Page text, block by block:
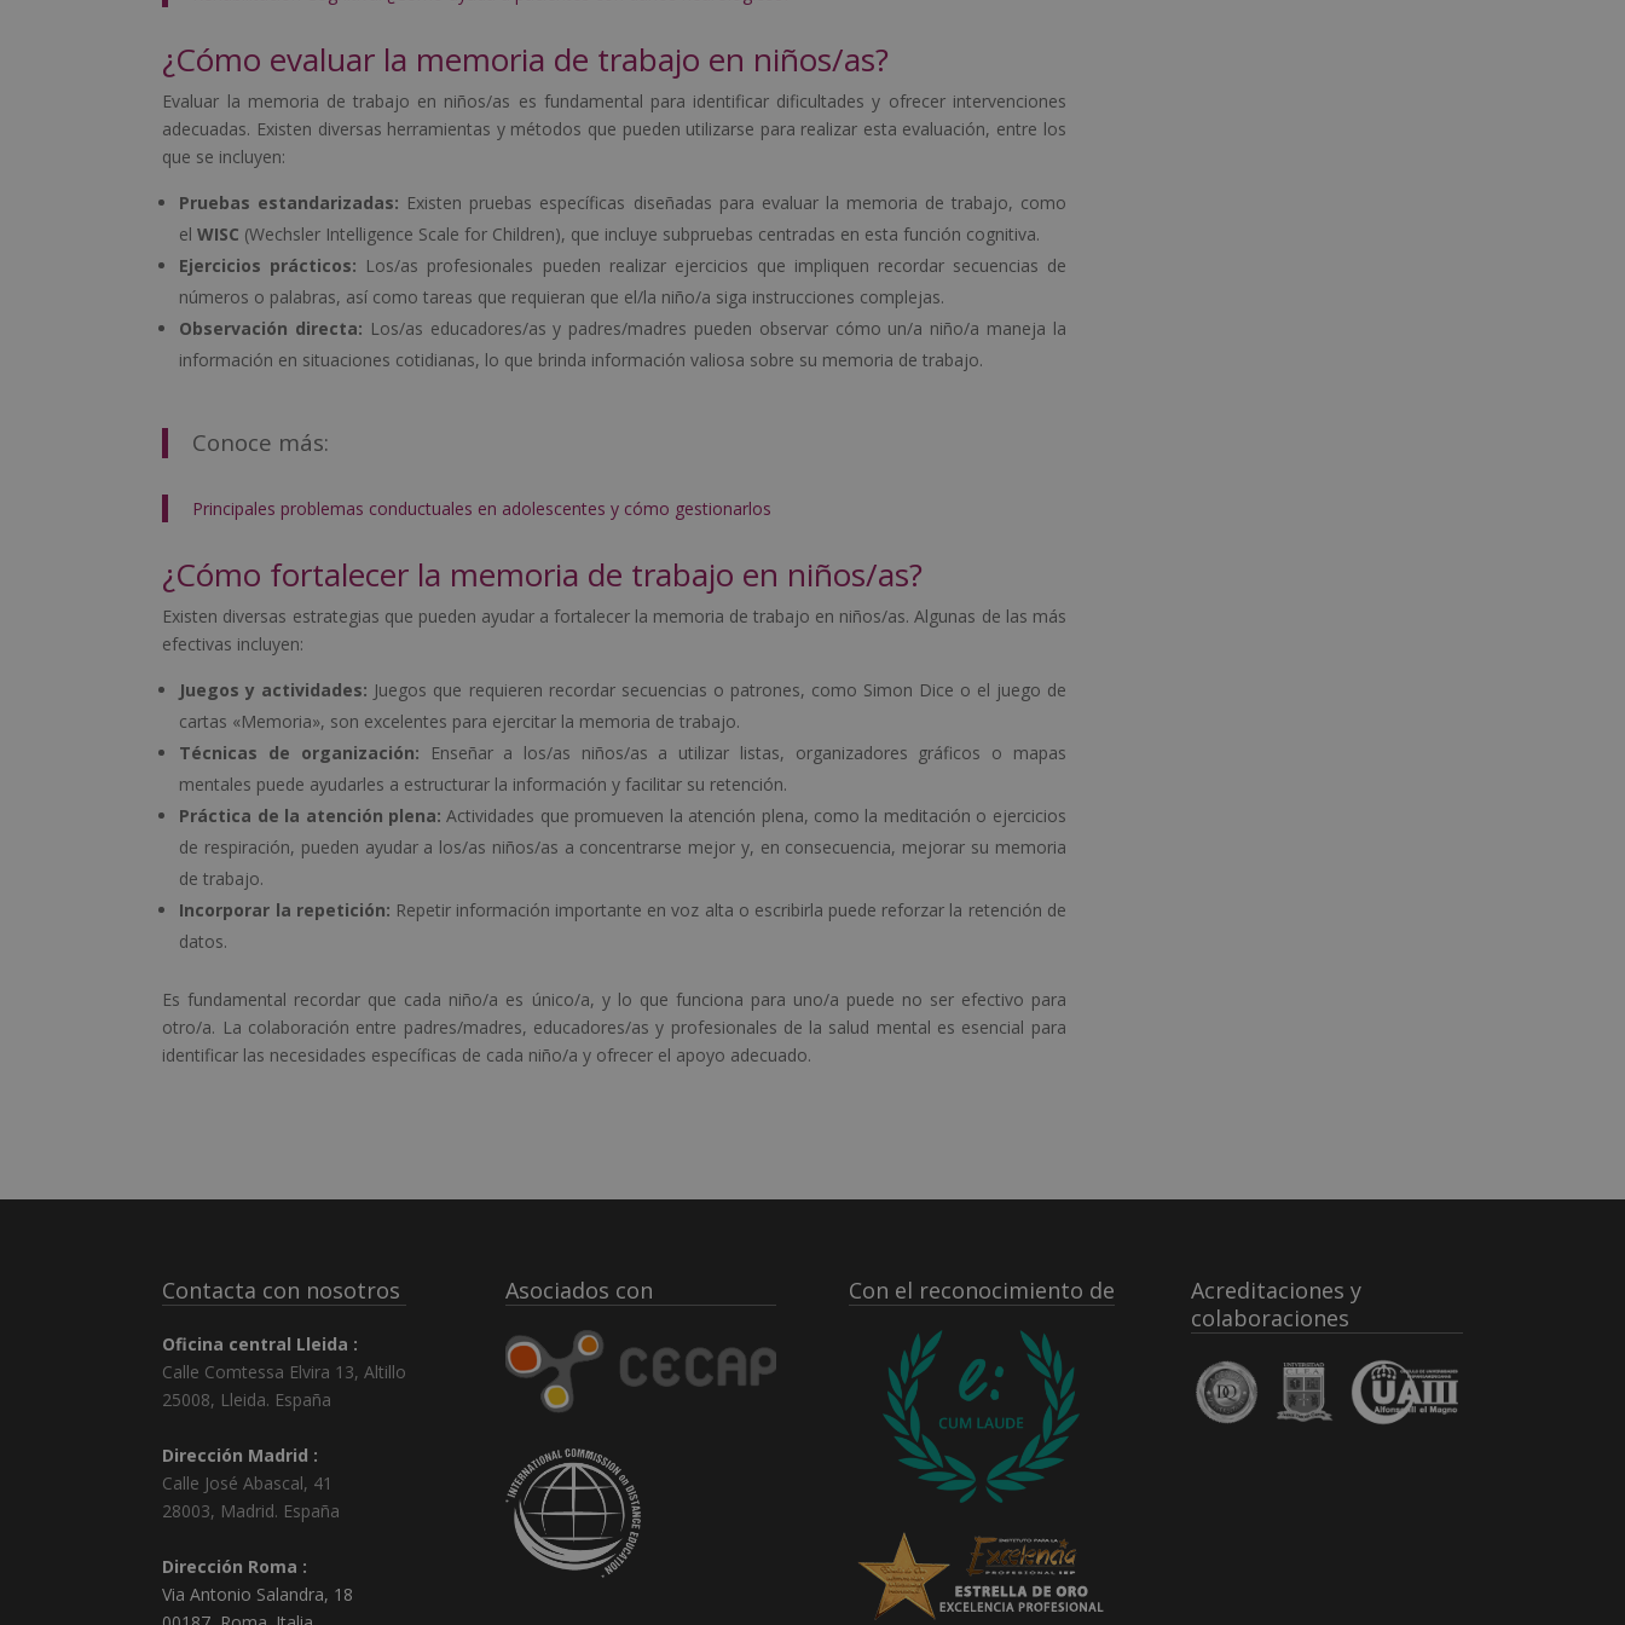
¿Cómo evaluar la memoria de trabajo en niños/as?
Evaluar la memoria de trabajo en niños/as es fundamental para identificar dificultades y ofrecer intervenciones
adecuadas. Existen diversas herramientas y métodos que pueden utilizarse para realizar esta evaluación, entre los
que se incluyen:
Pruebas estandarizadas: Existen pruebas específicas diseñadas para evaluar la memoria de trabajo, como
elWISC (Wechsler Intelligence Scale for Children), que incluye subpruebas centradas en esta función cognitiva.
Ejercicios prácticos: Los/as profesionales pueden realizar ejercicios que impliquen recordar secuencias de
números o palabras, así como tareas que requieran que el/la niño/a siga instrucciones complejas.
Observación directa: Los/as educadores/as y padres/madres pueden observar cómo un/a niño/a maneja la
información en situaciones cotidianas, lo que brinda información valiosa sobre su memoria de trabajo.
Conoce más:
Principales problemas conductuales en adolescentes y cómo gestionarlos
¿Cómo fortalecer la memoria de trabajo en niños/as?
Existen diversas estrategias que pueden ayudar a fortalecer la memoria de trabajo en niños/as. Algunas de las más
efectivas incluyen:
Juegos y actividades: Juegos que requieren recordar secuencias o patrones, como Simon Dice o el juego de
cartas «Memoria», son excelentes para ejercitar la memoria de trabajo.
Técnicas de organización: Enseñar a los/as niños/as a utilizar listas, organizadores gráficos o mapas
mentales puede ayudarles a estructurar la información y facilitar su retención.
Práctica de la atención plena: Actividades que promueven la atención plena, como la meditación o ejercicios
de respiración, pueden ayudar a los/as niños/as a concentrarse mejor y, en consecuencia, mejorar su memoria
de trabajo.
Incorporar la repetición: Repetir información importante en voz alta o escribirla puede reforzar la retención de
datos.
Es fundamental recordar que cada niño/a es único/a, y lo que funciona para uno/a puede no ser efectivo para
otro/a. La colaboración entre padres/madres, educadores/as y profesionales de la salud mental es esencial para
identificar las necesidades específicas de cada niño/a y ofrecer el apoyo adecuado.
Contacta con nosotros
Oficina central Lleida :
Calle Comtessa Elvira 13, Altillo
25008, Lleida. España
Dirección Madrid :
Calle José Abascal, 41
28003, Madrid. España
Dirección Roma :
Via Antonio Salandra, 18
Asociados con Con el reconocimiento de
Acreditaciones y
colaboraciones